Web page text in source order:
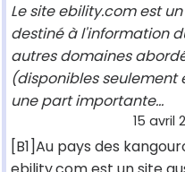
Le site ebility.com est
destiné à l'information
autres domaines
(disponibles seulement
une part importante...
15 avril
[B1]Au pays des